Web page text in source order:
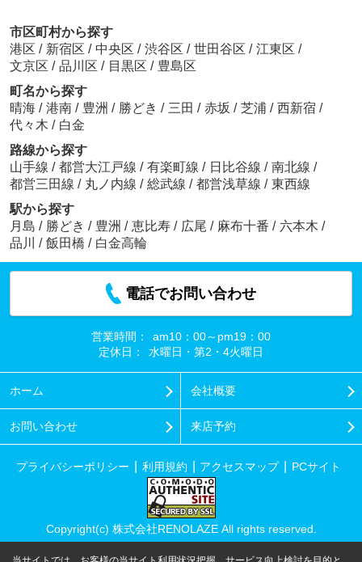
市区町村から探す
港区 / 新宿区 / 中央区 / 渋谷区 / 世田谷区 / 江東区 /
文京区 / 品川区 / 目黒区 / 豊島区
町名から探す
晴海 / 港南 / 豊洲 / 勝どき / 三田 / 赤坂 / 芝浦 / 西新宿 /
代々木 / 白金
路線から探す
山手線 / 都営大江戸線 / 有楽町線 / 日比谷線 / 南北線 /
都営三田線 / 丸ノ内線 / 総武線 / 都営浅草線 / 東西線
駅から探す
月島 / 勝どき / 豊洲 / 恵比寿 / 広尾 / 麻布十番 / 六本木 /
品川
/ 飯田橋 / 白金高輪
電話でお問い合わせ
営業時間：
am10：00～pm19：00
定休日：
水曜日・第2・4火曜日
ホーム 会社概要
お問い合わせ 来店予約
プライバシーポリシー 利用規約 アクセスマップ PCサイト
Copyright(c) 株式会社RENOLAZE All rights reserved.